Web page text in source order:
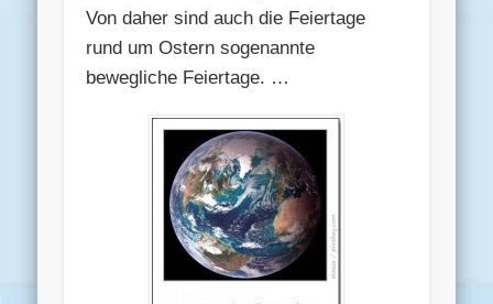
Von daher sind auch die Feiertage
rund um Ostern sogenannte
bewegliche Feiertage. …